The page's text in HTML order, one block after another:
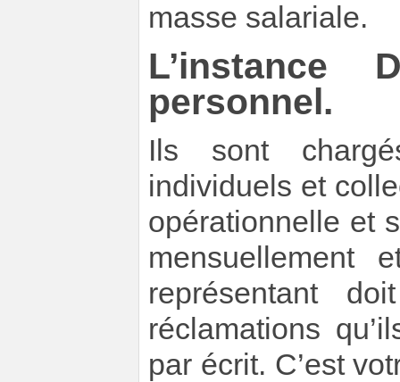
masse salariale.
L’instance
personnel.
Ils sont
individuels et
opérationnelle et
mensuellement
représentant
réclamations
par écrit. C’est